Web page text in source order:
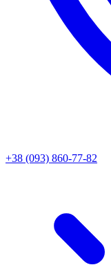
+38 (093) 860-77-82